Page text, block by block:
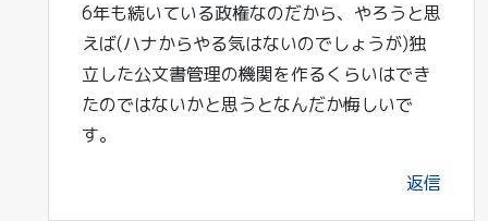
6年も続いている政権なのだから、やろうと思
えば(ハナからやる気はないのでしょうが)独
立した公文書管理の機関を作るくらいはでき
たのではないかと思うとなんだか悔しいで
す。
返信